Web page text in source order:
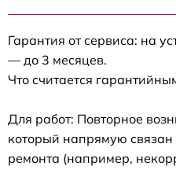
Гарантия от сервиса: на
— до 3 месяцев.
Что считается
Для работ: Повторное
который напрямую связан
ремонта (например,